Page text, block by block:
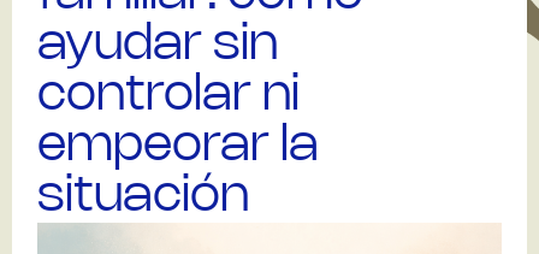
ayudar sin
controlar ni
empeorar la
situación